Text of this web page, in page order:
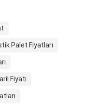
Palet Fiyatları
Fiyatı